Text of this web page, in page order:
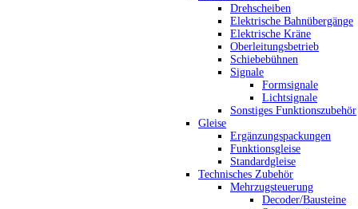
Drehscheiben
Elektrische Bahnübergänge
Elektrische Kräne
Oberleitungsbetrieb
Schiebebühnen
Signale
Formsignale
Lichtsignale
Sonstiges Funktionszubehör
Gleise
Ergänzungspackungen
Funktionsgleise
Standardgleise
Technisches Zubehör
Mehrzugsteuerung
Decoder/Bausteine